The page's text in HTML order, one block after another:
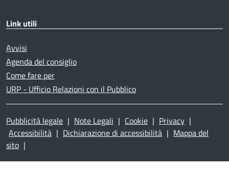
Link utili
Avvisi
Agenda del consiglio
Come fare per
URP - Ufficio Relazioni con il Pubblico
Pubblicità legale | Note Legali | Cookie | Privacy |
Accessibilità | Dichiarazione di accessibilità | Mappa del
sito |